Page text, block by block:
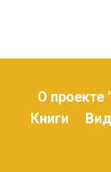
О проекте
Книги